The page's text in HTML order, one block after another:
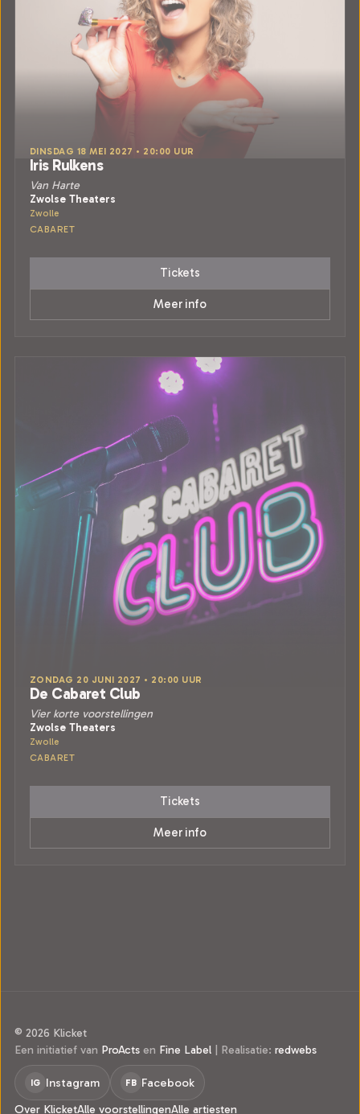
DINSDAG 18 MEI 2027 • 20:00 UUR
Iris Rulkens
Van Harte
Zwolse Theaters
Zwolle
CABARET
Tickets
Meer info
ZONDAG 20 JUNI 2027 • 20:00 UUR
De Cabaret Club
Vier korte voorstellingen
Zwolse Theaters
Zwolle
CABARET
Tickets
Meer info
© 2026 Klicket
Een initiatief van ProActs en Fine Label | Realisatie: redwebs
IG Instagram FB Facebook
Over KlicketAlle voorstellingenAlle artiesten